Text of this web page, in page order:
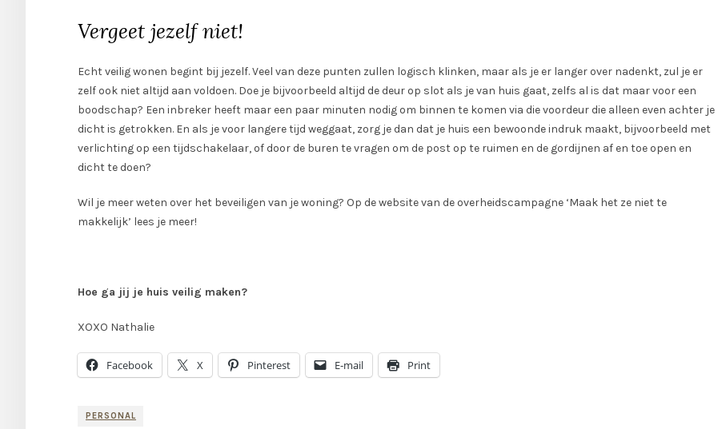
Vergeet jezelf niet!
Echt veilig wonen begint bij jezelf. Veel van deze punten zullen logisch klinken, maar als je er langer over nadenkt, zul je er
zelf ook niet altijd aan voldoen. Doe je bijvoorbeeld altijd de deur op slot als je van huis gaat, zelfs al is dat maar voor een
boodschap? Een inbreker heeft maar een paar minuten nodig om binnen te komen via die voordeur die alleen even achter je
dicht is getrokken. En als je voor langere tijd weggaat, zorg je dan dat je huis een bewoonde indruk maakt, bijvoorbeeld met
verlichting op een tijdschakelaar, of door de buren te vragen om de post op te ruimen en de gordijnen af en toe open en
dicht te doen?
Wil je meer weten over het beveiligen van je woning? Op de website van de overheidscampagne ‘Maak het ze niet te
makkelijk’ lees je meer!
Hoe ga jij je huis veilig maken?
XOXO Nathalie
Facebook X Pinterest E-mail Print
PERSONAL